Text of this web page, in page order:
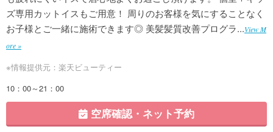
ズ専用カットイスもご用意！ 周りのお客様を気にすることなく
お子様とご一緒に施術できます◎ 美髪髪質改善プログラ...View M
ore »
※情報提供元：楽天ビューティー
10：00～21：00
空席確認・ネット予約